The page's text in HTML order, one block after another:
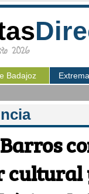
2026
Badajoz